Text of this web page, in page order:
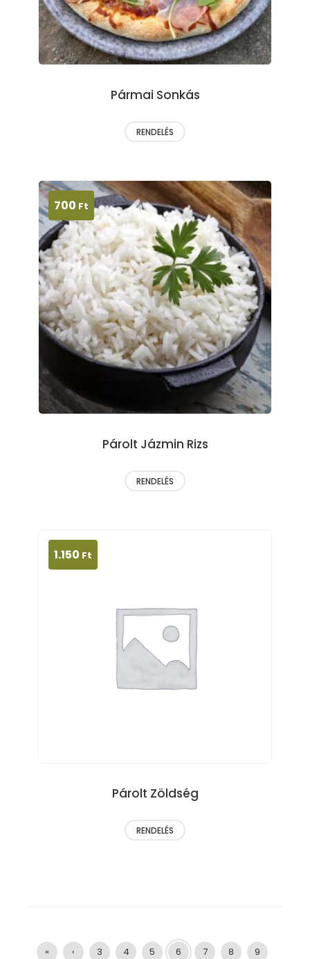
Pármai Sonkás
RENDELÉS
Párolt Jázmin Rizs
700 Ft
RENDELÉS
Párolt Zöldség
1.150 Ft
RENDELÉS
« ‹ 3 4 5 6 7 8
9